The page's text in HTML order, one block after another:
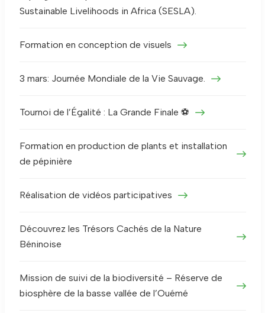
Sustainable Livelihoods in Africa (SESLA).
Formation en conception de visuels
3 mars: Journée Mondiale de la Vie Sauvage.
Tournoi de l’Égalité : La Grande Finale ⚽
Formation en production de plants et installation
de pépinière
Réalisation de vidéos participatives
Découvrez les Trésors Cachés de la Nature
Béninoise
Mission de suivi de la biodiversité – Réserve de
biosphère de la basse vallée de l’Ouémé